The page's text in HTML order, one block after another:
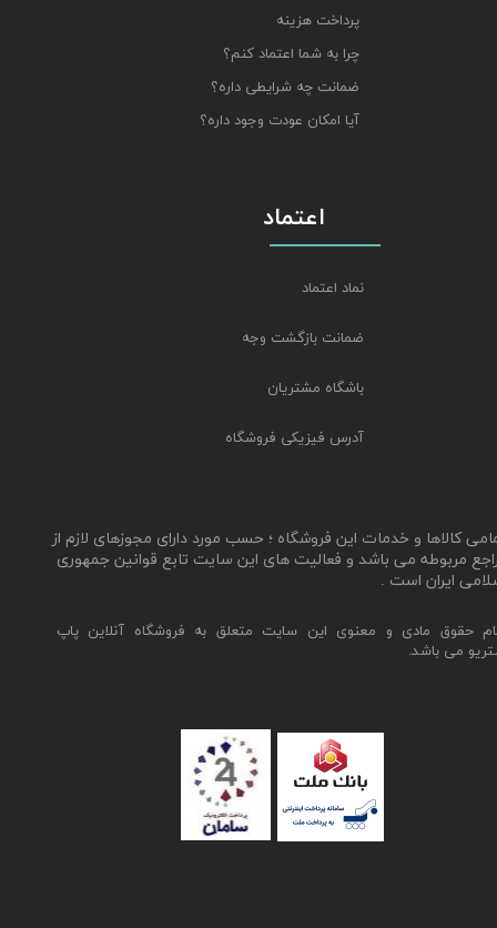
پرداخت هزینه
چرا به شما اعتماد کنم؟
ضمانت چه شرایطی داره؟
آیا امکان عودت وجود داره؟
حقوق مادی و معنوی این سایت متعلق به فروشگاه آنلاین پاپ
می باشد.
اعتماد
نماد اعتماد
ضمانت بازگشت وجه
باشگاه مشتریان
آدرس فیزیکی فروشگاه
کالاها و خدمات این فروشگاه ؛ حسب مورد دارای مجوزهای لازم از
مربوطه می باشد و فعالیت های این سایت تابع قوانین جمهوری
ایران است .